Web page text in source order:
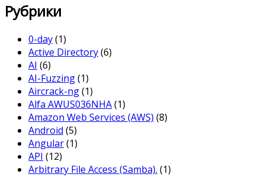
Рубрики
0-day(1)
Active Directory(6)
AI (6)
AI-Fuzzing(1)
Aircrack-ng(1)
Alfa AWUS036NHA(1)
Amazon Web Services (AWS) (8)
Android (5)
Angular(1)
API (12)
Arbitrary File Access (Samba). (1)